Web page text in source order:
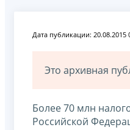
Дата публикации: 20.08.2015
Это архивная
Более 70 млн
Российской